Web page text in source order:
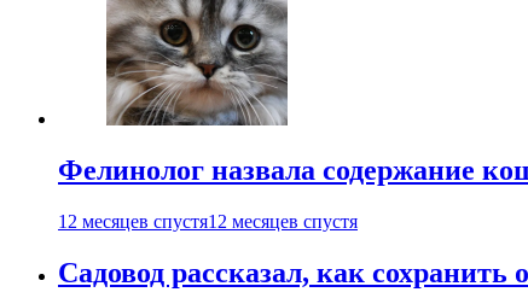
Фелинолог назвала содержание
12 месяцев спустя12 месяцев спустя
Садовод рассказал, как